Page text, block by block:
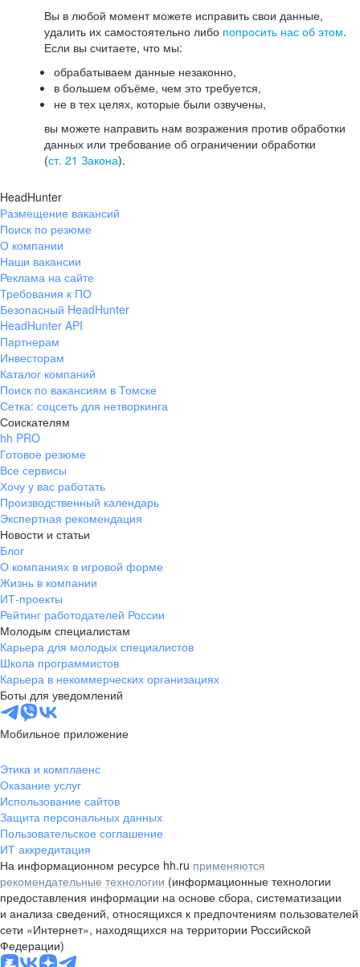
Вы в любой момент можете исправить свои данные,
удалить их самостоятельно либо попросить нас об этом.
Если вы считаете, что мы:
обрабатываем данные незаконно,
в большем объёме, чем это требуется,
не в тех целях, которые были озвучены,
вы можете направить нам возражения против обработки
данных или требование об ограничении обработки
(ст. 21 Закона).
HeadHunter
Размещение вакансий
Поиск по резюме
О компании
Наши вакансии
Реклама на сайте
Требования к ПО
Безопасный HeadHunter
HeadHunter API
Партнерам
Инвесторам
Каталог компаний
Поиск по вакансиям в Томске
Сетка: соцсеть для нетворкинга
Соискателям
hh PRO
Готовое резюме
Все сервисы
Хочу у вас работать
Производственный календарь
Экспертная рекомендация
Новости и статьи
Блог
О компаниях в игровой форме
Жизнь в компании
ИТ-проекты
Рейтинг работодателей России
Молодым специалистам
Карьера для молодых специалистов
Школа программистов
Карьера в некоммерческих организациях
Боты для уведомлений
Мобильное приложение
Этика и комплаенс
Оказание услуг
Использование сайтов
Защита персональных данных
Пользовательское соглашение
ИТ аккредитация
На информационном ресурсе hh.ru применяются
рекомендательные технологии (информационные технологии
предоставления информации на основе сбора, систематизации
и анализа сведений, относящихся к предпочтениям пользователей
сети «Интернет», находящихся на территории Российской
Федерации)